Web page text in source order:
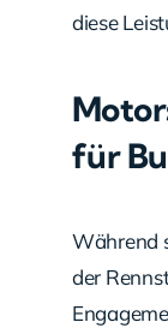
diese
für
Während
der